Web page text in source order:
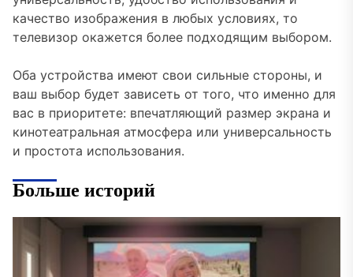
качество изображения в любых условиях, то
телевизор окажется более подходящим выбором.
Оба устройства имеют свои сильные стороны, и
ваш выбор будет зависеть от того, что именно для
вас в приоритете: впечатляющий размер экрана и
кинотеатральная атмосфера или универсальность
и простота использования.
Больше историй